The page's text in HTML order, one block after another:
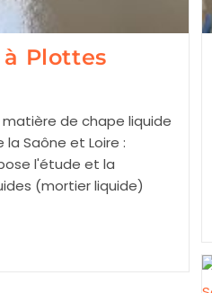
Plottes
de chape liquide
Saône et Loire :
l'étude et la
(mortier liquide)